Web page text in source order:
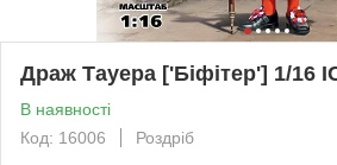
Драж Тауера ['Біфітер'] 1/16
В наявності
Код: 16006
Роздріб